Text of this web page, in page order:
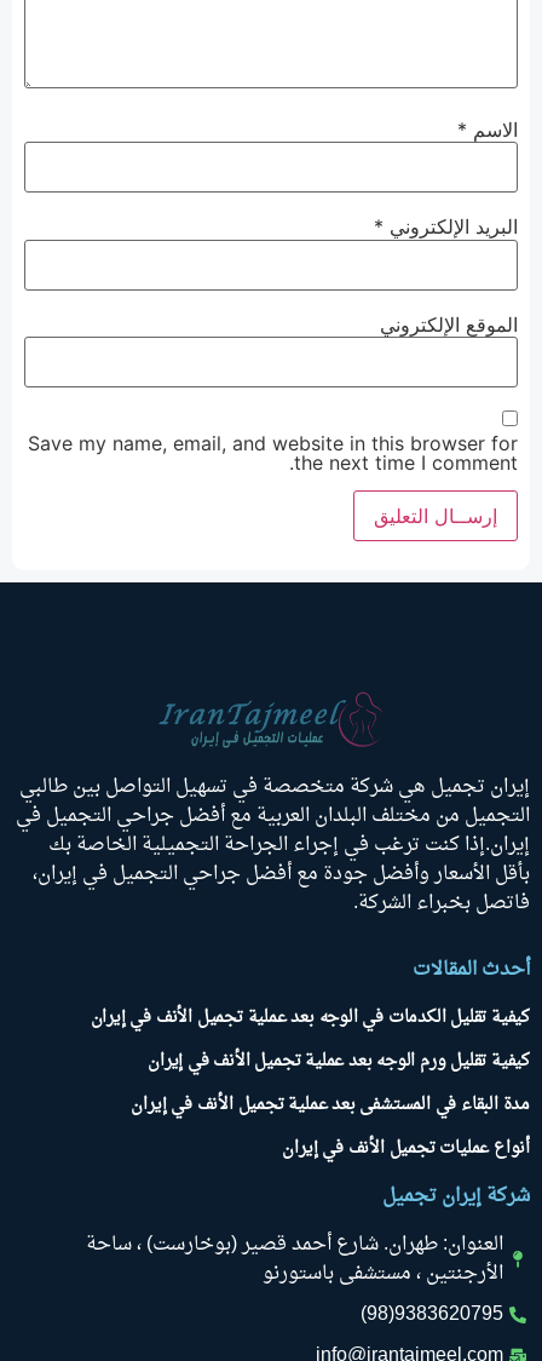
الاسم*
البريد الإلكتروني*
الموقع الإلكتروني
Save my name, email, and website in this browser for
the next time I comment.
تجميل هي شركة متخصصة في تسهيل التواصل بين طالبي
من مختلف البلدان العربية مع أفضل جراحي التجميل في
كنت ترغب في إجراء الجراحة التجميلية الخاصة بك
الأسعار وأفضل جودة مع أفضل جراحي التجميل في إيران،
بخبراء الشركة.
المقالات
تقليل الكدمات في الوجه بعد عملية تجميل الأنف في إيران
تقليل ورم الوجه بعد عملية تجميل الأنف في إيران
البقاء في المستشفى بعد عملية تجميل الأنف في إيران
عمليات تجميل الأنف في إيران
إيران تجميل
العنوان: طهران. شارع أحمد قصير (بوخارست) ، ساحة
الأرجنتين ، مستشفى باستورنو
9383620795(98)